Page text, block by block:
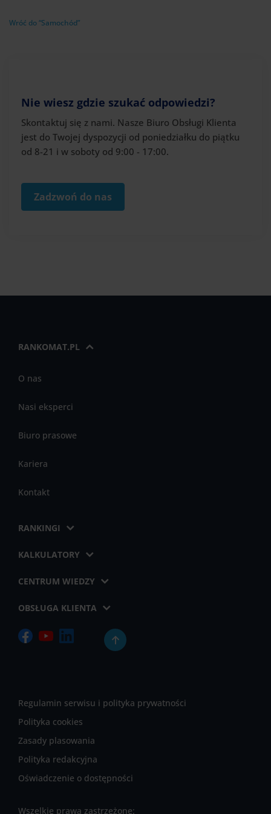
Wróć do “Samochód”
Nie wiesz gdzie szukać odpowiedzi?
Skontaktuj się z nami. Nasze Biuro Obsługi Klienta
jest do Twojej dyspozycji od poniedziałku do piątku
od 8-21 i w soboty od 9:00 - 17:00.
Zadzwoń do nas
RANKOMAT.PL
O nas
Nasi eksperci
Biuro prasowe
Kariera
Kontakt
RANKINGI
KALKULATORY
CENTRUM WIEDZY
OBSŁUGA KLIENTA
Regulamin serwisu i polityka prywatności
Polityka cookies
Zasady plasowania
Polityka redakcyjna
Oświadczenie o dostępności
Wszelkie prawa zastrzeżone: